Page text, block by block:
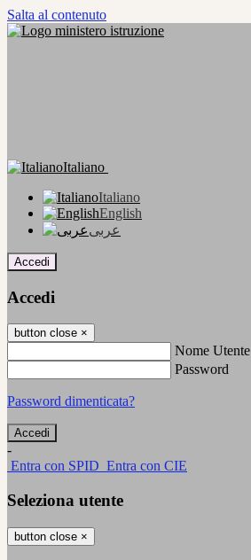
Salta al contenuto
Italiano
Italiano
English
عربى
Accedi
Accedi
button close ×
Nome Utente
Password
Password dimenticata?
-
Entra con SPID Entra con CIE
Seleziona utente
button close ×